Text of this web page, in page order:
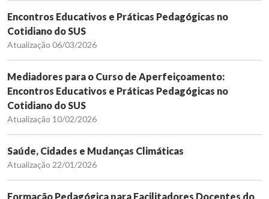
Encontros Educativos e Práticas Pedagógicas no
Cotidiano do SUS
Atualização 06/03/2026
Mediadores para o Curso de Aperfeiçoamento:
Encontros Educativos e Práticas Pedagógicas no
Cotidiano do SUS
Atualização 10/02/2026
Saúde, Cidades e Mudanças Climáticas
Atualização 22/01/2026
Formação Pedagógica para Facilitadores Docentes do